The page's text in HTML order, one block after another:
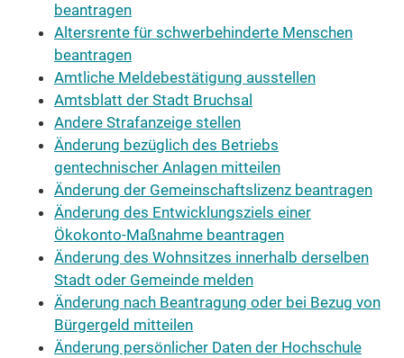
beantragen
Altersrente für schwerbehinderte Menschen
beantragen
Amtliche Meldebestätigung ausstellen
Amtsblatt der Stadt Bruchsal
Andere Strafanzeige stellen
Änderung bezüglich des Betriebs
gentechnischer Anlagen mitteilen
Änderung der Gemeinschaftslizenz beantragen
Änderung des Entwicklungsziels einer
Ökokonto-Maßnahme beantragen
Änderung des Wohnsitzes innerhalb derselben
Stadt oder Gemeinde melden
Änderung nach Beantragung oder bei Bezug von
Bürgergeld mitteilen
Änderung persönlicher Daten der Hochschule